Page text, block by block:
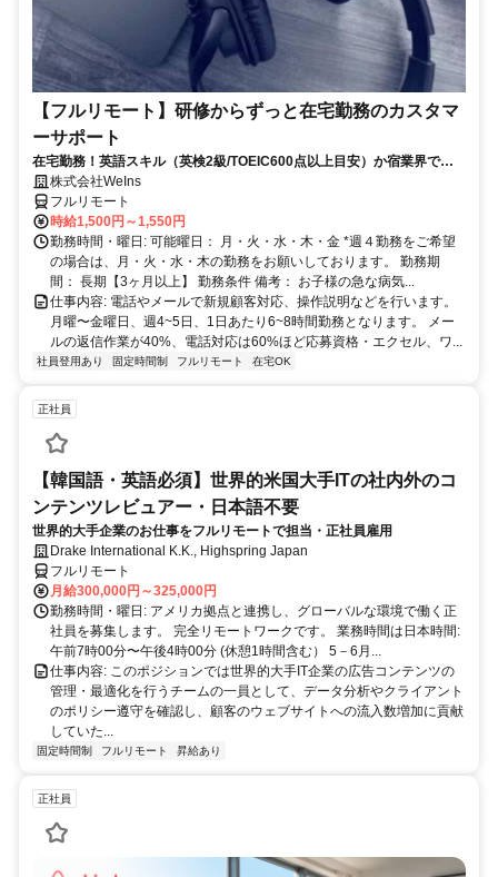
【フルリモート】研修からずっと在宅勤務のカスタマ
ーサポート
在宅勤務！英語スキル（英検2級/TOEIC600点以上目安）か宿業界での
就労経験のいずれか必須★週4〜OK◎
株式会社WeIns
フルリモート
時給1,500円～1,550円
勤務時間・曜日: 可能曜日： 月・火・水・木・金 *週４勤務をご希望
の場合は、月・火・水・木の勤務をお願いしております。 勤務期
間： 長期【3ヶ月以上】 勤務条件 備考： お子様の急な病気...
仕事内容: 電話やメールで新規顧客対応、操作説明などを行います。
月曜〜金曜日、週4~5日、1日あたり6~8時間勤務となります。 メー
ルの返信作業が40%、電話対応は60%ほど応募資格・エクセル、ワ...
社員登用あり 固定時間制 フルリモート 在宅OK
正社員
【韓国語・英語必須】世界的米国大手ITの社内外のコ
ンテンツレビュアー・日本語不要
世界的大手企業のお仕事をフルリモートで担当・正社員雇用
Drake International K.K., Highspring Japan
フルリモート
月給300,000円～325,000円
勤務時間・曜日: アメリカ拠点と連携し、グローバルな環境で働く正
社員を募集します。 完全リモートワークです。 業務時間は日本時間:
午前7時00分〜午後4時00分 (休憩1時間含む） 5－6月...
仕事内容: このポジションでは世界的大手IT企業の広告コンテンツの
管理・最適化を行うチームの一員として、データ分析やクライアント
のポリシー遵守を確認し、顧客のウェブサイトへの流入数増加に貢献
していた...
固定時間制 フルリモート 昇給あり
正社員